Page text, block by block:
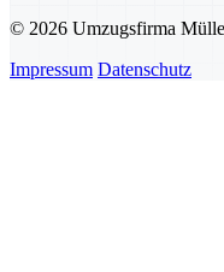
© 2026 Umzugsfirma
Impressum Datenschutz